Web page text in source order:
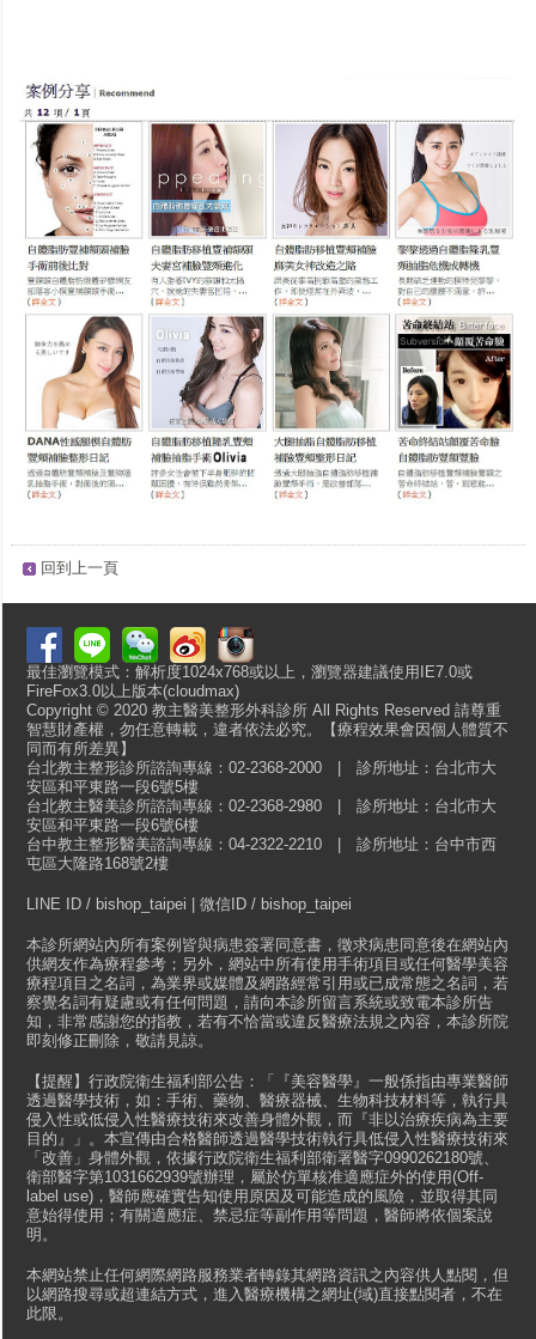
回到上一頁
最佳瀏覽模式：解析度1024x768或以上，瀏覽器建議使用IE7.0或
FireFox3.0以上版本(cloudmax)
Copyright © 2020 教主醫美整形外科診所 All Rights Reserved 請尊重
智慧財產權，勿任意轉載，違者依法必究。【療程效果會因個人體質不
同而有所差異】
台北教主整形診所諮詢專線：02-2368-2000 | 診所地址：台北市大
安區和平東路一段6號5樓
台北教主醫美診所諮詢專線：02-2368-2980 | 診所地址：台北市大
安區和平東路一段6號6樓
台中教主整形醫美諮詢專線：04-2322-2210 | 診所地址：台中市西
屯區大隆路168號2樓
LINE ID / bishop_taipei | 微信ID / bishop_taipei
本診所網站內所有案例皆與病患簽署同意書，徵求病患同意後在網站內
供網友作為療程參考；另外，網站中所有使用手術項目或任何醫學美容
療程項目之名詞，為業界或媒體及網路經常引用或已成常態之名詞，若
察覺名詞有疑慮或有任何問題，請向本診所留言系統或致電本診所告
知，非常感謝您的指教，若有不恰當或違反醫療法規之內容，本診所院
即刻修正刪除，敬請見諒。
【提醒】行政院衛生福利部公告：「『美容醫學』一般係指由專業醫師
透過醫學技術，如：手術、藥物、醫療器械、生物科技材料等，執行具
侵入性或低侵入性醫療技術來改善身體外觀，而『非以治療疾病為主要
目的』」。本宣傳由合格醫師透過醫學技術執行具低侵入性醫療技術來
「改善」身體外觀，依據行政院衛生福利部衛署醫字0990262180號、
衛部醫字第1031662939號辦理，屬於仿單核准適應症外的使用(Off-
label use)，醫師應確實告知使用原因及可能造成的風險，並取得其同
意始得使用；有關適應症、禁忌症等副作用等問題，醫師將依個案說
明。
本網站禁止任何網際網路服務業者轉錄其網路資訊之內容供人點閱，但
以網路搜尋或超連結方式，進入醫療機構之網址(域)直接點閱者，不在
此限。